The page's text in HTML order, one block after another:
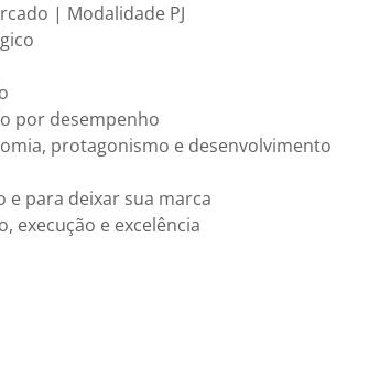
| Modalidade PJ
por desempenho
protagonismo e desenvolvimento
e para deixar sua marca
execução e excelência